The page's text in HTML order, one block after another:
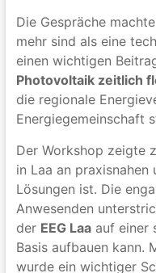
Die Gespräche
mehr sind als eine
einen wichtigen
Photovoltaik zeitlich
die regionale
Energiegemeinschaft
Der Workshop zeigte
in Laa an
Lösungen ist. Die
Anwesenden
der EEG Laaauf einer
Basis aufbauen kann.
wurde ein wichtiger